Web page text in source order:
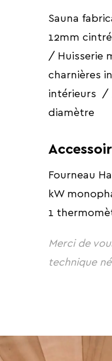
Sauna
12mm
/ Huisserie
charnières
intérieurs /
diamètre
Fourneau
kW
1
Merci de
technique